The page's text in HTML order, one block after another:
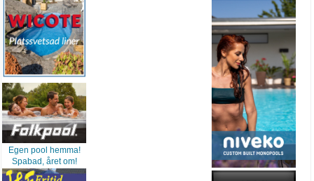
Egen pool hemma!
Spabad, året om!